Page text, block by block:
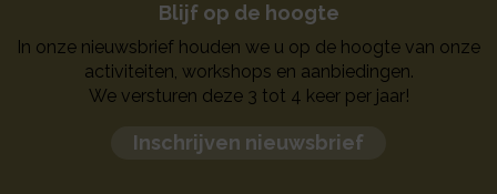
Blijf op de hoogte
In onze nieuwsbrief houden we u op de hoogte van onze
activiteiten, workshops en aanbiedingen.
We versturen deze 3 tot 4 keer per jaar!
Inschrijven nieuwsbrief